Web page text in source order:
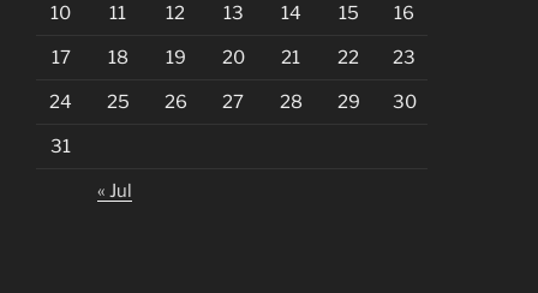
10 11 12 13 14 15 16
17 18 19 20 21 22 23
24 25 26 27 28 29 30
31
« Jul